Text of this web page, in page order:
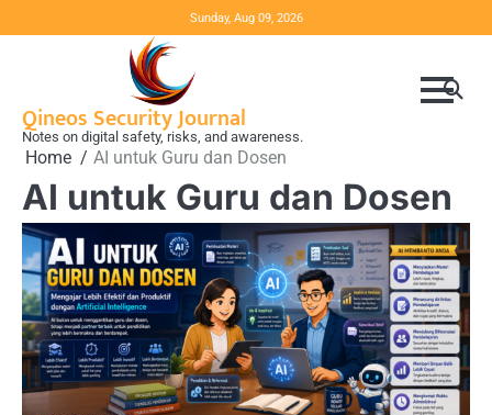
to
Sunday, Aug 09, 2026
Qineos Security Journal
Notes on digital safety, risks, and awareness.
Home AI untuk Guru dan Dosen
AI untuk Guru dan Dosen